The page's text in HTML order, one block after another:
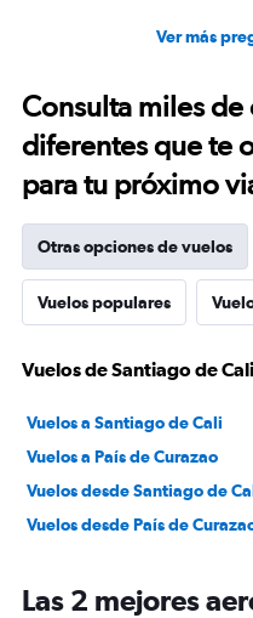
Ver más
Consulta miles
diferentes que te
para tu próximo
Otras opciones de vuelos
Vuelos populares
Vuelos de Santiago de
Vuelos a Santiago de Cali
Vuelos a País de Curazao
Vuelos desde Santiago de
Vuelos desde País de
Las 2 mejores